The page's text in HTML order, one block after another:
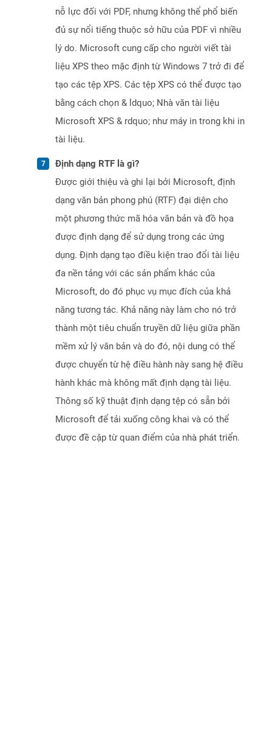
nỗ lực đối với PDF, nhưng không thể phổ biến
đủ sự nổi tiếng thuộc sở hữu của PDF vì nhiều
lý do. Microsoft cung cấp cho người viết tài
liệu XPS theo mặc định từ Windows 7 trở đi để
tạo các tệp XPS. Các tệp XPS có thể được tạo
bằng cách chọn & ldquo; Nhà văn tài liệu
Microsoft XPS & rdquo; như máy in trong khi in
tài liệu.
Định dạng RTF là gì?
Được giới thiệu và ghi lại bởi Microsoft, định
dạng văn bản phong phú (RTF) đại diện cho
một phương thức mã hóa văn bản và đồ họa
được định dạng để sử dụng trong các ứng
dụng. Định dạng tạo điều kiện trao đổi tài liệu
đa nền tảng với các sản phẩm khác của
Microsoft, do đó phục vụ mục đích của khả
năng tương tác. Khả năng này làm cho nó trở
thành một tiêu chuẩn truyền dữ liệu giữa phần
mềm xử lý văn bản và do đó, nội dung có thể
được chuyển từ hệ điều hành này sang hệ điều
hành khác mà không mất định dạng tài liệu.
Thông số kỹ thuật định dạng tệp có sẵn bởi
Microsoft để tải xuống công khai và có thể
được đề cập từ quan điểm của nhà phát triển.